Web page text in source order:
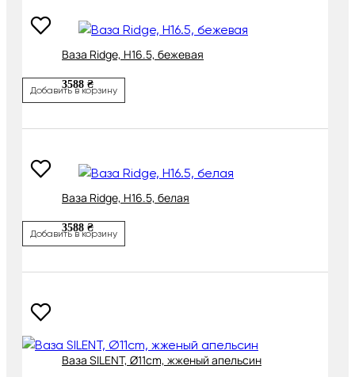
Ваза Ridge, H16.5, бежевая
3588 ₴
Добавить в корзину
Ваза Ridge, H16.5, белая
3588 ₴
Добавить в корзину
Ваза SILENT, Ø11cm, жженый апельсин